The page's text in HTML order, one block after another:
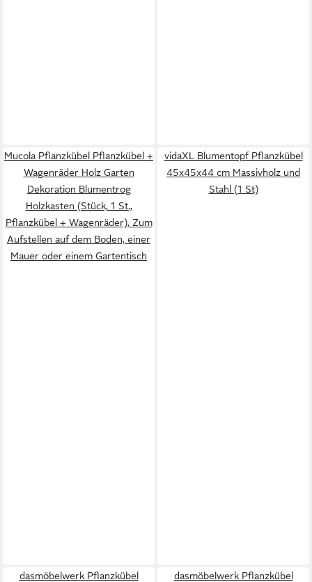
Mucola Pflanzkübel Pflanzkübel +
Wagenräder Holz Garten
Dekoration Blumentrog
Holzkasten (Stück, 1 St.,
Pflanzkübel + Wagenräder), Zum
Aufstellen auf dem Boden, einer
Mauer oder einem Gartentisch
vidaXL Blumentopf Pflanzkübel
45x45x44 cm Massivholz und
Stahl (1 St)
dasmöbelwerk Pflanzkübel
dasmöbelwerk Pflanzkübel